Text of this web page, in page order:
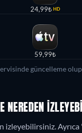
24,99₺ HD
59,99₺
güncelleme olup
NEREDEN
izleyebilirsiniz.